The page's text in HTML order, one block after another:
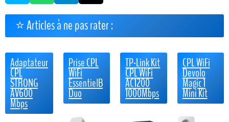
⭐ Articles à ne pas rater :
Adaptateur
CPL
STRONG
AV600
Mbps
Prise CPL
WiFi
EssentielB
Duo
TP-Link Kit
CPL WiFi
AC1200
1000Mbps
CPL WiFi
Devolo
Magic 1
Mini Kit